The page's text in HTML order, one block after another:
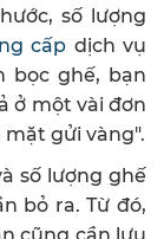
số lượng
cấp dịch vụ
bọc ghế, bạn
ở một vài đơn
gửi vàng".
số lượng ghế
bỏ ra. Từ đó,